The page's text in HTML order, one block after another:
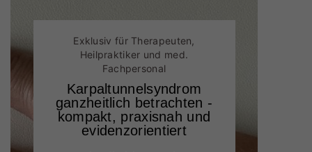
Exklusiv für Therapeuten,
Heilpraktiker und med.
Fachpersonal
Karpaltunnelsyndrom
ganzheitlich betrachten -
kompakt, praxisnah und
evidenzorientiert